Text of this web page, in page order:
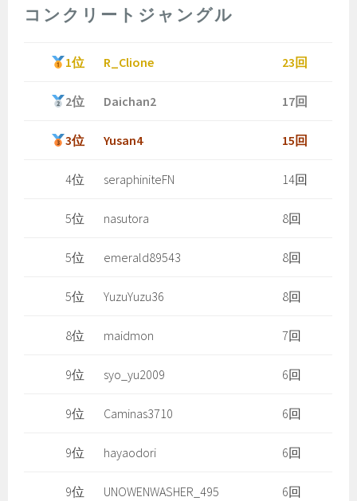
コンクリートジャングル
1位 R_Clione 23回
2位 Daichan2 17回
3位 Yusan4 15回
4位 seraphiniteFN 14回
5位 nasutora 8回
5位 emerald89543 8回
5位 YuzuYuzu36 8回
8位 maidmon 7回
9位 syo_yu2009 6回
9位 Caminas3710 6回
9位 hayaodori 6回
9位 UNOWENWASHER_495 6回